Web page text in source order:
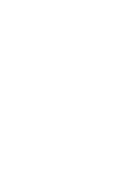
浅草